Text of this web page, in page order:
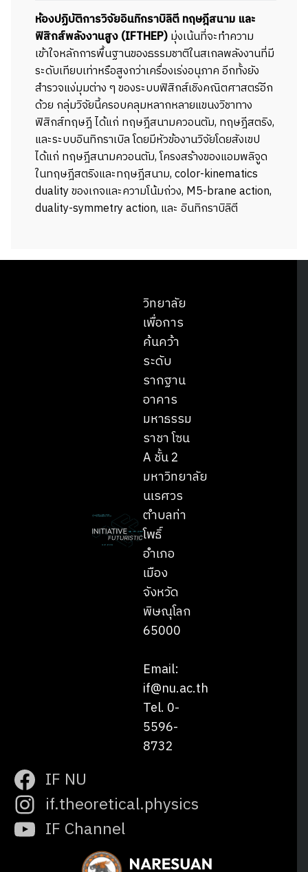
Search
ห้องปฏิบัติการวิจัยอินทิกราบิลิตี ทฤษฎีสนาม และ
ฟิสิกส์พลังงานสูง (IFTHEP)มุ่งเน้นที่จะทำความ
เข้าใจหลักการพื้นฐานของธรรมชาติในสเกลพลังงานที่มี
ระดับเทียบเท่าหรือสูงกว่าเครื่องเร่งอนุภาค อีกทั้งยัง
สำรวจแง่มุมต่าง ๆ ของระบบฟิสิกส์เชิงคณิตศาสตร์อีก
ด้วย กลุ่มวิจัยนี้ครอบคลุมหลากหลายแขนงวิชาทาง
ฟิสิกส์ทฤษฎี ได้แก่ ทฤษฎีสนามควอนตัม, ทฤษฎีสตริง,
และระบบอินทิกราเบิล โดยมีหัวข้องานวิจัยโดยสังเขป
ได้แก่ ทฤษฎีสนามควอนตัม, โครงสร้างของแอมพลิจูด
ในทฤษฎีสตริงและทฤษฎีสนาม, color-kinematics
duality ของเกจและความโน้มถ่วง, M5-brane action,
duality-symmetry action, และ อินทิกราบิลิตี
วิทยาลัย
เพื่อการ
ค้นคว้า
ระดับ
รากฐาน
อาคาร
มหาธรรม
ราชา โซน
A ชั้น 2
มหาวิทยาลัย
นเรศวร
ตำบลท่า
โพธิ์
อำเภอ
เมือง
จังหวัด
พิษณุโลก
65000
Email:
if@nu.ac.th
Tel. 0-
5596-
8732
IF NU
if.theoretical.physics
IF Channel